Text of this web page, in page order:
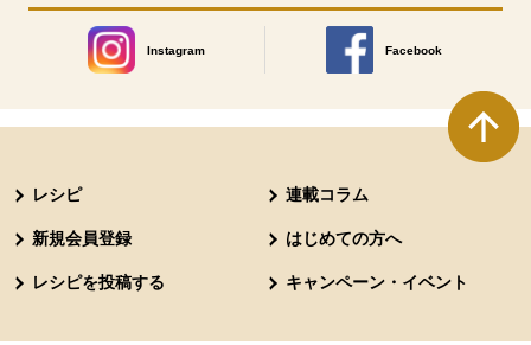
Instagram
別のウィンドウで開きます。
Facebook
別のウィンドウで開きます
レシピ 連載コラム
新規会員登録 はじめての方へ
レシピを投稿する キャンペーン・イベント